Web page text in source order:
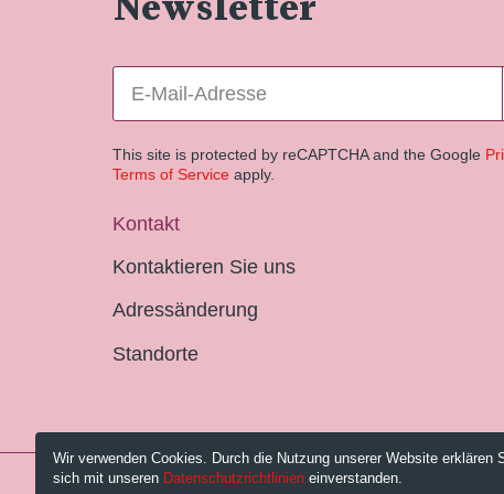
This site is protected by reCAPTCHA and the Google
Terms of Service apply.
Kontakt
Kontaktieren Sie uns
Adressänderung
Standorte
© 2026 Pestalozzi-Bibliothek Zürich. Impressum
Wir verwenden Cookies. Durch die Nutzung unserer Website erklären
sich mit unseren Datenschutzrichtlinien einverstanden.